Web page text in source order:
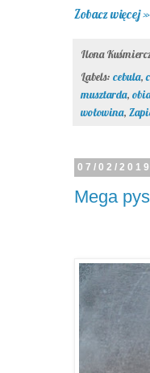
Zobacz więcej »
Ilona
Labels: cebula,
musztarda,
wołowina,
07/02/
Mega